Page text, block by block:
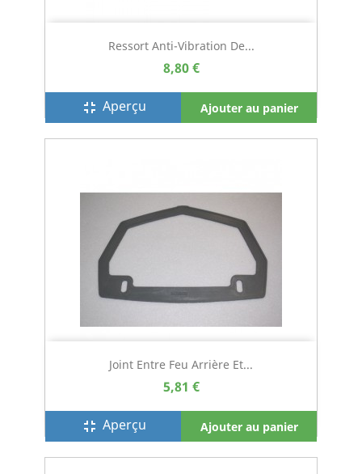
Ressort Anti-Vibration De...
8,80 €
fullscreen_exit Aperçu Ajouter au panier
Joint Entre Feu Arrière Et...
5,81 €
fullscreen_exit Aperçu Ajouter au panier